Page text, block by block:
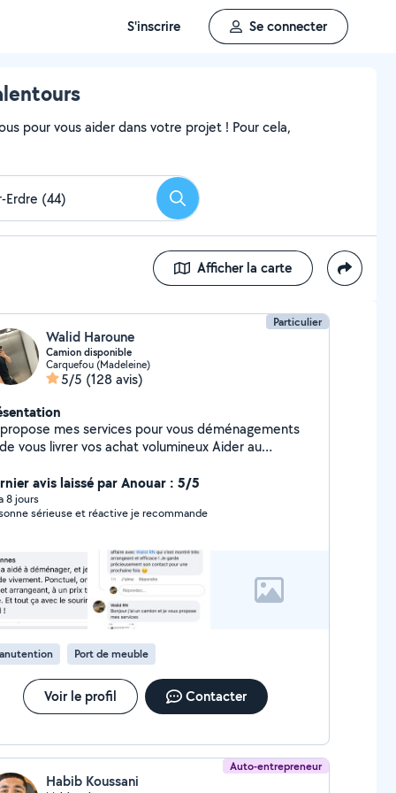
S'inscrire Se connecter
pour vous aider dans votre projet ! Pour cela,
Rechercher
Afficher la carte
Particulier
Walid Haroune
Camion disponible
Carquefou (Madeleine)
5/5 (128 avis)
mes services pour vous déménagements
vous livrer vos achat volumineux Aider au
vert, démontage et montage de meubles ainsi
de Peinture et Placo je suis un Multi service
professionnelle Motivé Ps : mon
double ou un peu moins que le double.
avis laissé par Anouar : 5/5
8 jours
sérieuse et réactive je recommande
Port de meuble
Voir le profil Contacter
Auto-entrepreneur
Habib Koussani